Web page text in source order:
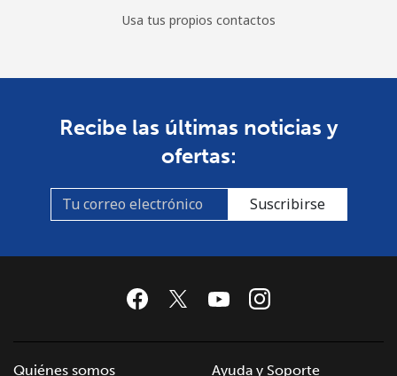
Usa tus propios contactos
Recibe las últimas noticias y
ofertas:
Suscribirse
Quiénes somos
Ayuda y Soporte